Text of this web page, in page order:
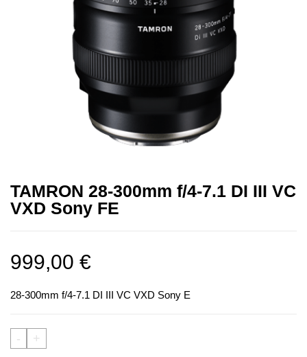
TAMRON 28-300mm f/4-7.1 DI III VC
VXD Sony FE
999,00 €
28-300mm f/4-7.1 DI III VC VXD Sony E
- +